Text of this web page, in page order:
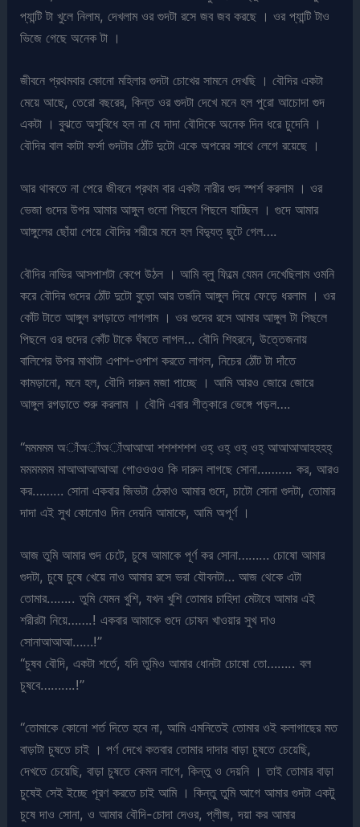
প্যান্টি টা খুলে নিলাম, দেখলাম ওর গুদটা রসে জব জব করছে । ওর প্যান্টি টাও
ভিজে গেছে অনেক টা ।
জীবনে প্রথমবার কোনো মহিলার গুদটা চোখের সামনে দেখছি । বৌদির একটা
মেয়ে আছে, তেরো বছরের, কিন্ত ওর গুদটা দেখে মনে হল পুরো আচোদা গুদ
একটা । বুঝতে অসুবিধে হল না যে দাদা বৌদিকে অনেক দিন ধরে চুদেনি ।
বৌদির বাল কাটা ফর্সা গুদটার ঠোঁট দুটো একে অপরের সাথে লেগে রয়েছে ।
আর থাকতে না পেরে জীবনে প্রথম বার একটা নারীর গুদ স্পর্শ করলাম । ওর
ভেজা গুদের উপর আমার আঙ্গুল গুলো পিছলে পিছলে যাচ্ছিল । গুদে আমার
আঙ্গুলের ছোঁয়া পেয়ে বৌদির শরীরে মনে হল বিদ্যুত্ ছুটে গেল….
বৌদির নাভির আসপাশটা কেপে উঠল । আমি ব্লু ফিল্মে যেমন দেখেছিলাম ওমনি
করে বৌদির গুদের ঠোঁট দুটো বুড়ো আর তর্জনি আঙ্গুল দিয়ে ফেড়ে ধরলাম । ওর
কোঁট টাতে আঙ্গুল রগড়াতে লাগলাম । ওর গুদের রসে আমার আঙ্গুল টা পিছলে
পিছলে ওর গুদের কোঁট টাকে ঘঁষতে লাগল… বৌদি শিহরনে, উত্তেজনায়
বালিশের উপর মাথাটা এপাশ-ওপাশ করতে লাগল, নিচের ঠোঁট টা দাঁতে
কামড়ানো, মনে হল, বৌদি দারুন মজা পাচ্ছে । আমি আরও জোরে জোরে
আঙ্গুল রগড়াতে শুরু করলাম । বৌদি এবার শীত্কারে ভেঙ্গে পড়ল….
“মমমমম অাঁঅাঁঅাঁআআআ শশশশশশ ওহ্ ওহ্ ওহ্ ওহ্ আআআআহহহহ্
মমমমমম মাআআআআআ গোওওওও কি দারুন লাগছে সোনা………. কর, আরও
কর……… সোনা একবার জিভটা ঠেকাও আমার গুদে, চাটো সোনা গুদটা, তোমার
দাদা এই সুখ কোনোও দিন দেয়নি আমাকে, আমি অপূর্ণ ।
আজ তুমি আমার গুদ চেটে, চুষে আমাকে পূর্ণ কর সোনা……… চোষো আমার
গুদটা, চুষে চুষে খেয়ে নাও আমার রসে ভরা যৌবনটা… আজ থেকে এটা
তোমার…….. তুমি যেমন খুশি, যখন খুশি তোমার চাহিদা মেটাবে আমার এই
শরীরটা নিয়ে…….! একবার আমাকে গুদে চোষন খাওয়ার সুখ দাও
সোনাআআআ……!”
“চুষব বৌদি, একটা শর্তে, যদি তুমিও আমার ধোনটা চোষো তো…….. বল
চুষবে……….!”
“তোমাকে কোনো শর্ত দিতে হবে না, আমি এমনিতেই তোমার ওই কলাগাছের মত
বাড়াটা চুষতে চাই । পর্ণ দেখে কতবার তোমার দাদার বাড়া চুষতে চেয়েছি,
দেখতে চেয়েছি, বাড়া চুষতে কেমন লাগে, কিন্তু ও দেয়নি । তাই তোমার বাড়া
চুষেই সেই ইচ্ছে পূরণ করতে চাই আমি । কিন্তু তুমি আগে আমার গুদটা একটু
চুষে দাও সোনা, ও আমার বৌদি-চোদা দেওর, প্লীজ, দয়া কর আমার